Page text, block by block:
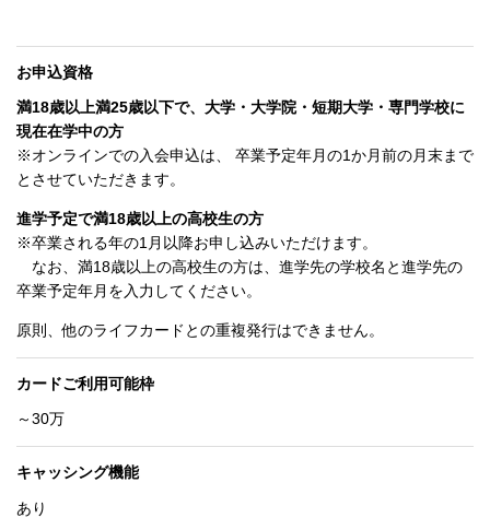
お申込資格
満18歳以上満25歳以下で、大学・大学院・短期大学・専門学校に
現在在学中の方
※オンラインでの入会申込は、 卒業予定年月の1か月前の月末まで
とさせていただきます。
進学予定で満18歳以上の高校生の方
※卒業される年の1月以降お申し込みいただけます。
なお、満18歳以上の高校生の方は、進学先の学校名と進学先の
卒業予定年月を入力してください。
原則、他のライフカードとの重複発行はできません。
カードご利用可能枠
～30万
キャッシング機能
あり